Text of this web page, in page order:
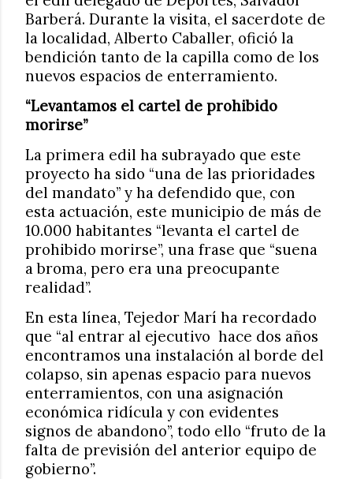
Barberá. Durante la visita, el sacerdote de
la localidad, Alberto Caballer, ofició la
bendición tanto de la capilla como de los
nuevos espacios de enterramiento.
“Levantamos el cartel de prohibido
morirse”
La primera edil ha subrayado que este
proyecto ha sido “una de las prioridades
del mandato” y ha defendido que, con
esta actuación, este municipio de más de
10.000 habitantes “levanta el cartel de
prohibido morirse”, una frase que “suena
a broma, pero era una preocupante
realidad”.
En esta línea, Tejedor Marí ha recordado
que “al entrar al ejecutivo hace dos años
encontramos una instalación al borde del
colapso, sin apenas espacio para nuevos
enterramientos, con una asignación
económica ridícula y con evidentes
signos de abandono”, todo ello “fruto de la
falta de previsión del anterior equipo de
gobierno”.